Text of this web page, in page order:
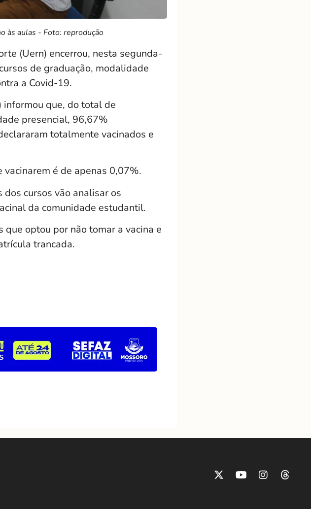
às aulas - Foto: reprodução
(Uern) encerrou, nesta segunda-
de graduação, modalidade
a Covid-19.
informou que, do total de
presencial, 96,67%
totalmente vacinados e
é de apenas 0,07%.
cursos vão analisar os
da comunidade estudantil.
optou por não tomar a vacina e
trancada.